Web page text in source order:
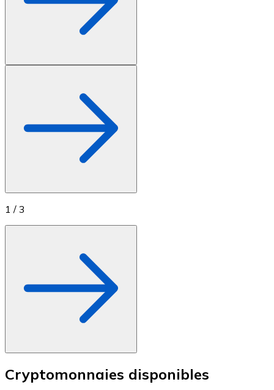
1 / 3
Cryptomonnaies disponibles